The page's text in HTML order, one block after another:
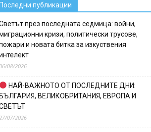
публикации
през последната седмица: войни,
кризи, политически трусове,
и новата битка за изкуствения
08/2026
НАЙ-ВАЖНОТО ОТ ПОСЛЕДНИТЕ ДНИ:
ВЕЛИКОБРИТАНИЯ, ЕВРОПА И
07/2026